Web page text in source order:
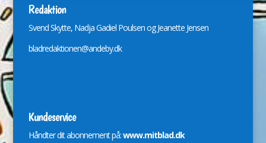
Redaktion
Svend Skytte, Nadja Gadiel Poulsen og Jeanette Jensen
bladredaktionen@andeby.dk
Kundeservice
Håndter dit abonnement på:www.mitblad.dk